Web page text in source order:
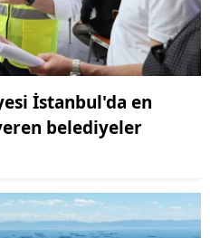
İstanbul'da en
belediyeler